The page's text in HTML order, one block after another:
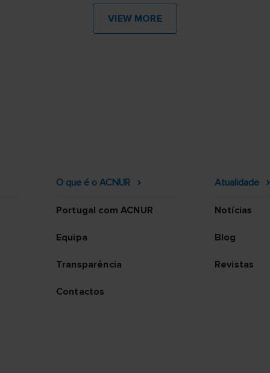
VIEW MORE
O que é o ACNUR
Portugal com ACNUR
Equipa
Transparência
Contactos
Atualidade
Notícias
Blog
Revistas